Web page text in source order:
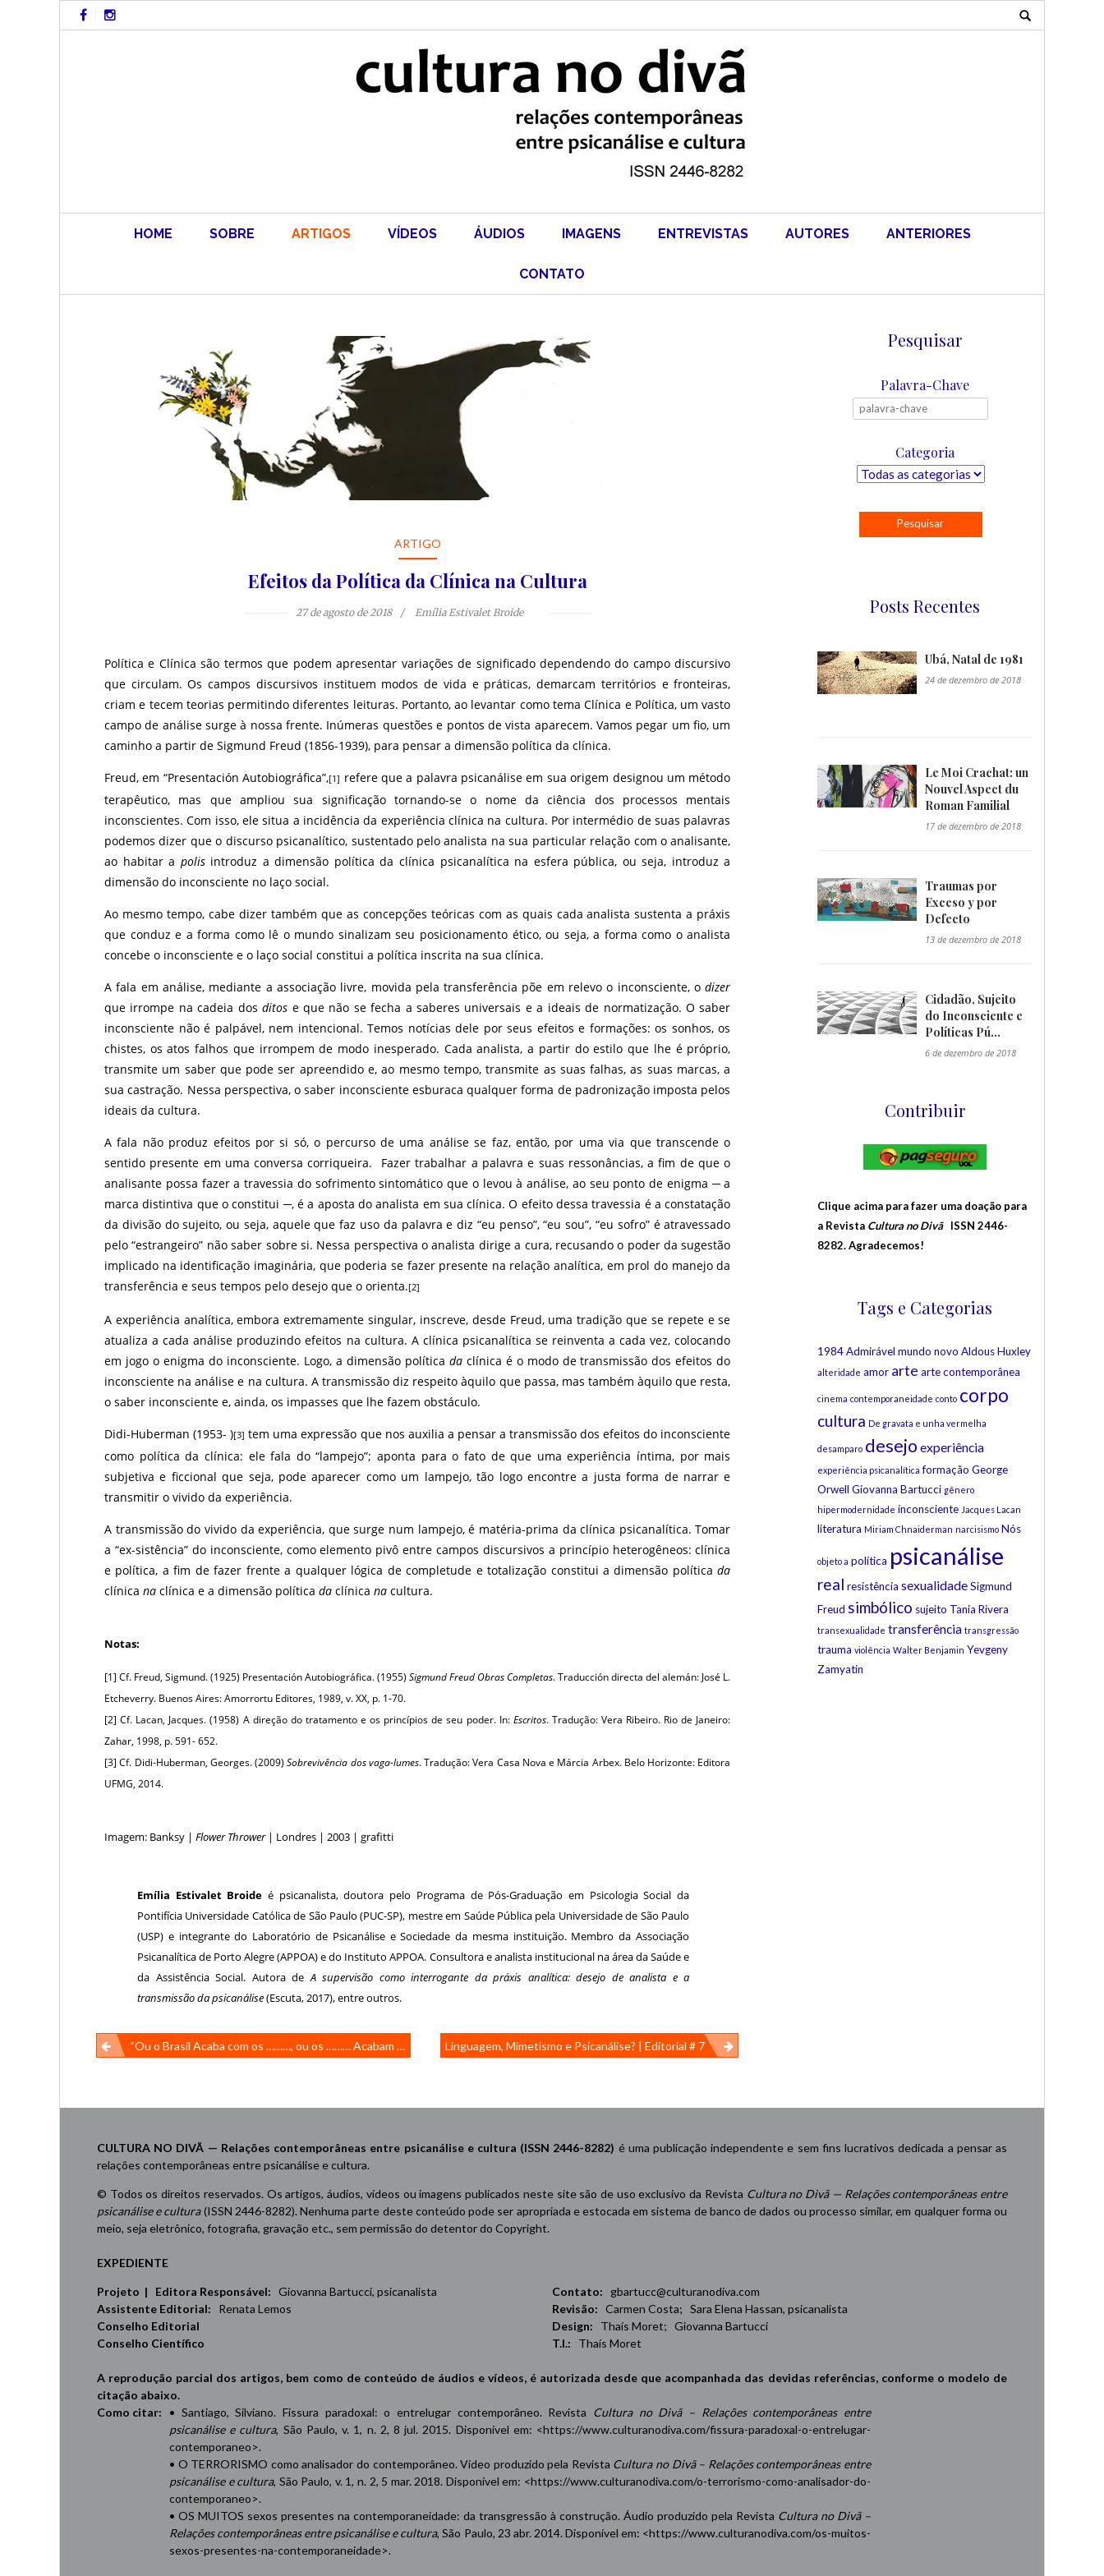
Skip
to
Search
for:
HOME SOBRE ARTIGOS VÍDEOS ÁUDIOS IMAGENS ENTREVISTAS AUTORES ANTERIORES
CONTATO
ARTIGO
Efeitos da Política da Clínica na Cultura
27 de agosto de 2018 Emília Estivalet Broide
Política e Clínica são termos que podem apresentar variações de significado dependendo do campo discursivo
que circulam. Os campos discursivos instituem modos de vida e práticas, demarcam territórios e fronteiras,
criam e tecem teorias permitindo diferentes leituras. Portanto, ao levantar como tema Clínica e Política, um vasto
campo de análise surge à nossa frente. Inúmeras questões e pontos de vista aparecem. Vamos pegar um fio, um
caminho a partir de Sigmund Freud (1856-1939), para pensar a dimensão política da clínica.
Freud, em “Presentación Autobiográfica”,[1] refere que a palavra psicanálise em sua origem designou um método
terapêutico, mas que ampliou sua significação tornando-se o nome da ciência dos processos mentais
inconscientes. Com isso, ele situa a incidência da experiência clínica na cultura. Por intermédio de suas palavras
podemos dizer que o discurso psicanalítico, sustentado pelo analista na sua particular relação com o analisante,
ao habitar a polisintroduz a dimensão política da clínica psicanalítica na esfera pública, ou seja, introduz a
dimensão do inconsciente no laço social.
Ao mesmo tempo, cabe dizer também que as concepções teóricas com as quais cada analista sustenta a práxis
que conduz e a forma como lê o mundo sinalizam seu posicionamento ético, ou seja, a forma como o analista
concebe o inconsciente e o laço social constitui a política inscrita na sua clínica.
A fala em análise, mediante a associação livre, movida pela transferência põe em relevo o inconsciente, odizer
que irrompe na cadeia dosditos e que não se fecha a saberes universais e a ideais de normatização. O saber
inconsciente não é palpável, nem intencional. Temos notícias dele por seus efeitos e formações: os sonhos, os
chistes, os atos falhos que irrompem de modo inesperado. Cada analista, a partir do estilo que lhe é próprio,
transmite um saber que pode ser apreendido e, ao mesmo tempo, transmite as suas falhas, as suas marcas, a
sua castração. Nessa perspectiva, o saber inconsciente esburaca qualquer forma de padronização imposta pelos
ideais da cultura.
A fala não produz efeitos por si só, o percurso de uma análise se faz, então, por uma via que transcende o
sentido presente em uma conversa corriqueira. Fazer trabalhar a palavra e suas ressonâncias, a fim de que o
analisante possa fazer a travessia do sofrimento sintomático que o levou à análise, ao seu ponto de enigma ─ a
marca distintiva que o constitui ─, é a aposta do analista em sua clínica. O efeito dessa travessia é a constatação
da divisão do sujeito, ou seja, aquele que faz uso da palavra e diz “eu penso”, “eu sou”, “eu sofro” é atravessado
pelo “estrangeiro” não saber sobre si. Nessa perspectiva o analista dirige a cura, recusando o poder da sugestão
implicado na identificação imaginária, que poderia se fazer presente na relação analítica, em prol do manejo da
transferência e seus tempos pelo desejo que o orienta.[2]
A experiência analítica, embora extremamente singular, inscreve, desde Freud, uma tradição que se repete e se
atualiza a cada análise produzindo efeitos na cultura. A clínica psicanalítica se reinventa a cada vez, colocando
em jogo o enigma do inconsciente. Logo, a dimensão política daclínica é o modo de transmissão dos efeitos do
inconsciente na análise e na cultura. A transmissão diz respeito àquilo que passa, mas também àquilo que resta,
o saber inconsciente e, ainda, os impasses que lhe fazem obstáculo.
Didi-Huberman (1953- )[3] tem uma expressão que nos auxilia a pensar a transmissão dos efeitos do inconsciente
como política da clínica: ele fala do “lampejo”; aponta para o fato de que uma experiência íntima, por mais
subjetiva e ficcional que seja, pode aparecer como um lampejo, tão logo encontre a justa forma de narrar e
transmitir o vivido da experiência.
A transmissão do vivido da experiência, que surge num lampejo, é matéria-prima da clínica psicanalítica. Tomar
a “ex-sistência” do inconsciente, como elemento pivô entre campos discursivos a princípio heterogêneos: clínica
e política, a fim de fazer frente a qualquer lógica de completude e totalização constitui a dimensão políticada
clínica na clínica e a dimensão política da clínica na cultura.
Notas:
[1] Cf. Freud, Sigmund. (1925) Presentación Autobiográfica. (1955)Sigmund Freud Obras Completas. Traducción directa del alemán: José L.
Etcheverry. Buenos Aires: Amorrortu Editores, 1989, v. XX, p. 1-70.
[2] Cf. Lacan, Jacques. (1958) A direção do tratamento e os princípios de seu poder. In: Escritos. Tradução: Vera Ribeiro. Rio de Janeiro:
Zahar, 1998, p. 591- 652.
[3] Cf. Didi-Huberman, Georges. (2009)Sobrevivência dos vaga-lumes. Tradução: Vera Casa Nova e Márcia Arbex. Belo Horizonte: Editora
UFMG, 2014.
Imagem: Banksy | Flower Thrower| Londres | 2003 | grafitti
Emília Estivalet Broide é psicanalista, doutora pelo Programa de Pós-Graduação em Psicologia Social da
Pontifícia Universidade Católica de São Paulo (PUC-SP), mestre em Saúde Pública pela Universidade de São Paulo
(USP) e integrante do Laboratório de Psicanálise e Sociedade da mesma instituição. Membro da Associação
Psicanalítica de Porto Alegre (APPOA) e do Instituto APPOA. Consultora e analista institucional na área da Saúde e
da Assistência Social. Autora deA supervisão como interrogante da práxis analítica: desejo de analista e a
transmissão da psicanálise(Escuta, 2017), entre outros.
Navegação
Post
“Ou o Brasil Acaba com os ………, ou os ……… Acabam com o brazil” Linguagem, Mimetismo e Psicanálise? | Editorial # 7
Pesquisar
Palavra-Chave
Categoria
Posts Recentes
"/>
Ubá, Natal de 1981
24 de dezembro de 2018
"/>
Le Moi Crachat: un
Nouvel Aspect du
Roman Familial
17 de dezembro de 2018
"/>
Traumas por
Exceso y por
Defecto
13 de dezembro de 2018
"/>
Cidadão, Sujeito
do Inconsciente e
Políticas Pú...
6 de dezembro de 2018
Contribuir
Clique acima para fazer uma doação para
a Revista Cultura no Divã ISSN 2446-
8282. Agradecemos!
Tags e Categorias
1984 Admirável mundo novo Aldous Huxley
alteridade amor arte arte contemporânea
cinema contemporaneidade conto corpo
cultura De gravata e unha vermelha
desamparo desejo experiência
experiência psicanalítica formação George
Orwell Giovanna Bartucci gênero
hipermodernidade inconsciente Jacques Lacan
literatura Miriam Chnaiderman narcisismo Nós
objeto a política psicanálise
real resistência sexualidade Sigmund
Freud simbólico sujeito Tania Rivera
transexualidade transferência transgressão
trauma violência Walter Benjamin Yevgeny
Zamyatin
CULTURA NO DIVÃ — Relações contemporâneas entre psicanálise e cultura (ISSN 2446-8282) é uma publicação independente e sem fins lucrativos dedicada a pensar as
relações contemporâneas entre psicanálise e cultura.
© Todos os direitos reservados. Os artigos, áudios, vídeos ou imagens publicados neste site são de uso exclusivo da Revista Cultura no Divã — Relações contemporâneas entre
psicanálise e cultura(ISSN 2446-8282). Nenhuma parte deste conteúdo pode ser apropriada e estocada em sistema de banco de dados ou processo similar, em qualquer forma ou
meio, seja eletrônico, fotografia, gravação etc., sem permissão do detentor do Copyright.
EXPEDIENTE
Projeto | Editora Responsável: Giovanna Bartucci, psicanalista
Assistente Editorial: Renata Lemos
Conselho Editorial
Conselho Científico
Contato: gbartucc@culturanodiva.com
Revisão: Carmen Costa; Sara Elena Hassan, psicanalista
Design: Thaís Moret; Giovanna Bartucci
T.I.: Thaís Moret
A reprodução parcial dos artigos, bem como de conteúdo de áudios e vídeos, é autorizada desde que acompanhada das devidas referências, conforme o modelo de
citação abaixo.
Como citar:
• Santiago, Silviano. Fissura paradoxal: o entrelugar contemporâneo. Revista Cultura no Divã – Relações contemporâneas entre
psicanálise e cultura, São Paulo, v. 1, n. 2, 8 jul. 2015. Disponível em: <https://www.culturanodiva.com/fissura-paradoxal-o-entrelugar-
contemporaneo>.
• O TERRORISMO como analisador do contemporâneo. Vídeo produzido pela Revista Cultura no Divã – Relações contemporâneas entre
psicanálise e cultura, São Paulo, v. 1, n. 2, 5 mar. 2018. Disponível em: <https://www.culturanodiva.com/o-terrorismo-como-analisador-do-
contemporaneo>.
• OS MUITOS sexos presentes na contemporaneidade: da transgressão à construção. Áudio produzido pela Revista Cultura no Divã –
Relações contemporâneas entre psicanálise e cultura, São Paulo, 23 abr. 2014. Disponível em: <https://www.culturanodiva.com/os-muitos-
sexos-presentes-na-contemporaneidade>.